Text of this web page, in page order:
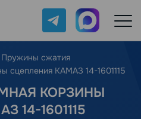
Telegram Max
Пружины сжатия
сцепления КАМАЗ 14-1601115
КОРЗИНЫ
14-1601115